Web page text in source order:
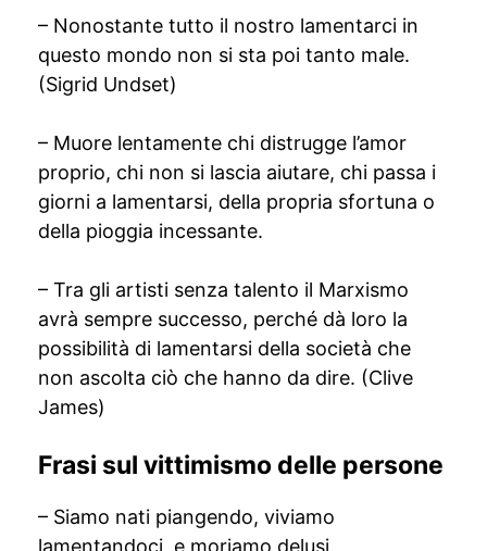
– Nonostante tutto il nostro lamentarci in
questo mondo non si sta poi tanto male.
(Sigrid Undset)
– Muore lentamente chi distrugge l’amor
proprio, chi non si lascia aiutare, chi passa i
giorni a lamentarsi, della propria sfortuna o
della pioggia incessante.
– Tra gli artisti senza talento il Marxismo
avrà sempre successo, perché dà loro la
possibilità di lamentarsi della società che
non ascolta ciò che hanno da dire. (Clive
James)
Frasi sul vittimismo delle persone
– Siamo nati piangendo, viviamo
lamentandoci, e moriamo delusi.